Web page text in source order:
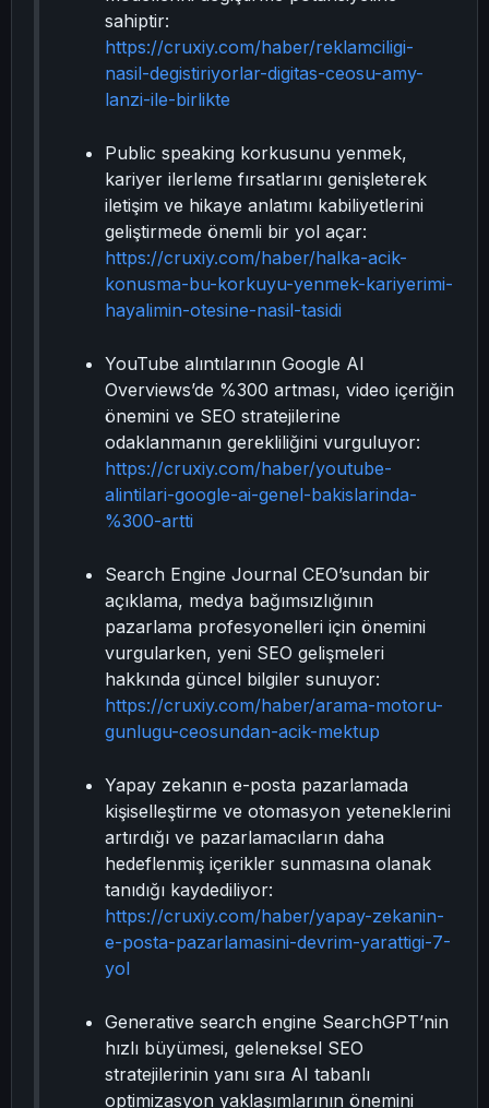
sahiptir:
https://cruxiy.com/haber/reklamciligi-
nasil-degistiriyorlar-digitas-ceosu-amy-
lanzi-ile-birlikte
Public speaking korkusunu yenmek,
kariyer ilerleme fırsatlarını genişleterek
iletişim ve hikaye anlatımı kabiliyetlerini
geliştirmede önemli bir yol açar:
https://cruxiy.com/haber/halka-acik-
konusma-bu-korkuyu-yenmek-kariyerimi-
hayalimin-otesine-nasil-tasidi
YouTube alıntılarının Google AI
Overviews’de %300 artması, video içeriğin
önemini ve SEO stratejilerine
odaklanmanın gerekliliğini vurguluyor:
https://cruxiy.com/haber/youtube-
alintilari-google-ai-genel-bakislarinda-
%300-artti
Search Engine Journal CEO’sundan bir
açıklama, medya bağımsızlığının
pazarlama profesyonelleri için önemini
vurgularken, yeni SEO gelişmeleri
hakkında güncel bilgiler sunuyor:
https://cruxiy.com/haber/arama-motoru-
gunlugu-ceosundan-acik-mektup
Yapay zekanın e-posta pazarlamada
kişiselleştirme ve otomasyon yeteneklerini
artırdığı ve pazarlamacıların daha
hedeflenmiş içerikler sunmasına olanak
tanıdığı kaydediliyor:
https://cruxiy.com/haber/yapay-zekanin-
e-posta-pazarlamasini-devrim-yarattigi-7-
yol
Generative search engine SearchGPT’nin
hızlı büyümesi, geleneksel SEO
stratejilerinin yanı sıra AI tabanlı
optimizasyon yaklaşımlarının önemini